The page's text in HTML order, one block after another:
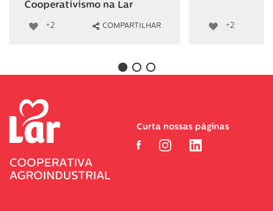
Cooperativismo na Lar
+2 COMPARTILHAR +2
Curta nossas páginas